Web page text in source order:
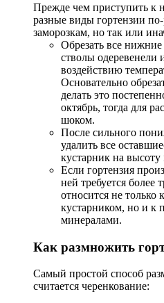
Прежде чем приступить к
разные виды гортензии
заморозкам, но так или
Обрезать все
стволы одеревенели
воздействию
Основательно
делать это
октябрь, тогда для
шоком.
После сильного
удалить все
кустарник на высоту
Если гортензия
ней требуется более
относится не только
кустарником, но и к
минералами.
Как размножить
Самый простой способ
считается черенкование: